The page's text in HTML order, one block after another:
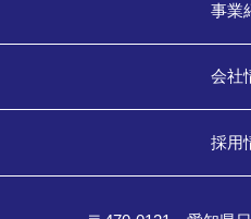
事業
会社
採用